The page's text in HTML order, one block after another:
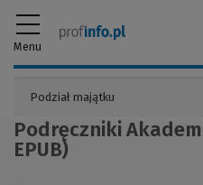
Menu
Podręczniki
EPUB)